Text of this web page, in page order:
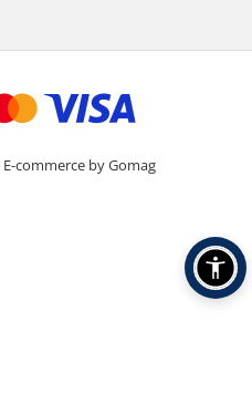
commerce by Gomag